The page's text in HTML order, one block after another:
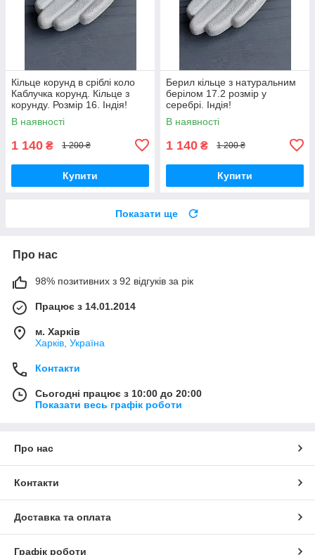
Кільце корунд в сріблі коло
Каблучка корунд. Кільце з
корунду. Розмір 16. Індія!
В наявності
1 140 ₴ 1 200 ₴
Купити
Берил кільце з натуральним
берілом 17.2 розмір у
серебрі. Індія!
В наявності
1 140 ₴ 1 200 ₴
Купити
Показати ще
Про нас
98% позитивних з 92 відгуків за рік
Працює з 14.01.2014
м. Харків
Харків, Україна
Контакти
Сьогодні працює з 10:00 до 20:00
Показати весь графік роботи
Про нас
Контакти
Доставка та оплата
Графік роботи